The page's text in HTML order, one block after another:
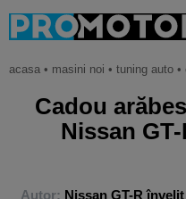
acasa • masini noi • tuning auto •
Cadou
Nissan
Autor: Nissan GT-R